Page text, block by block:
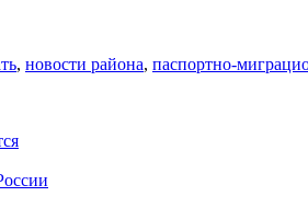
, новости района, паспортно-